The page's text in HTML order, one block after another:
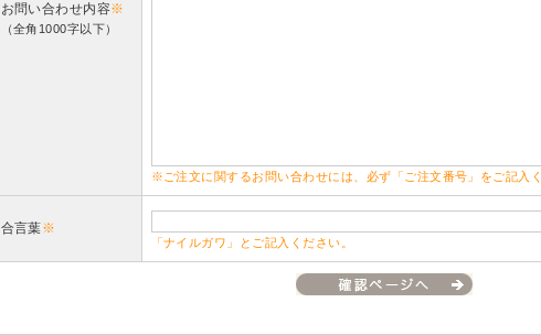
お問い合わせ内容※
（全角1000字以下）
※ご注文に関するお問い合わせには、必ず「ご注文番号」をご記入
合言葉※
「ナイルガワ」とご記入ください。